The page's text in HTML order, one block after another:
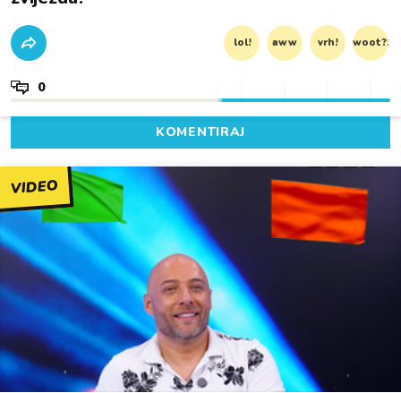
lol! aww vrh! woot?!
0
KOMENTIRAJ
VIDEO